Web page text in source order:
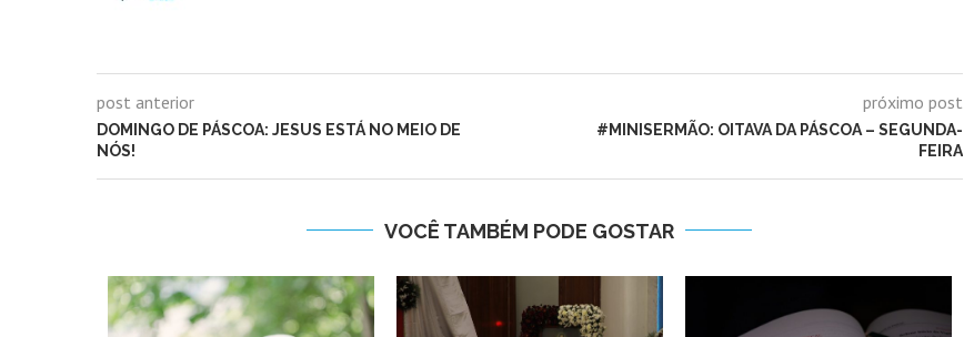
post anterior
DOMINGO DE PÁSCOA: JESUS ESTÁ NO MEIO DE
NÓS!
próximo post
#MINISERMÃO: OITAVA DA PÁSCOA – SEGUNDA-
FEIRA
VOCÊ TAMBÉM PODE GOSTAR